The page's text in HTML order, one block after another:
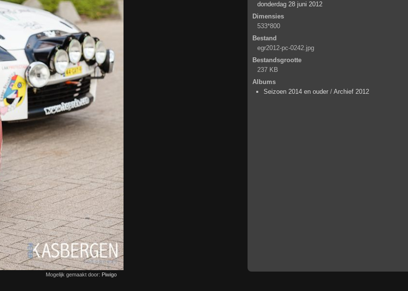
donderdag 28 juni 2012
Dimensies
533*800
Bestand
egr2012-pc-0242.jpg
Bestandsgrootte
237 KB
Albums
Seizoen 2014 en ouder / Archief 2012
Mogelijk gemaakt door: Piwigo